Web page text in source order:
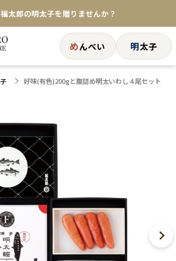
太郎の明太子を贈りませんか？
い25周年記念商品が登場★
したい方へ】ポストイン！めんべい
めんべい 明太子
好味(有色)200gと腹詰め明太いわし４尾セット